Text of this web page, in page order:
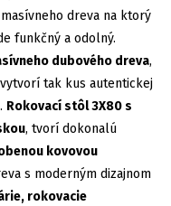
dreva na ktorý
funkčný a odolný.
dubového dreva,
tak kus autentickej
Rokovací stôl 3X80 s
, tvorí dokonalú
kovovou
s moderným dizajnom
rokovacie